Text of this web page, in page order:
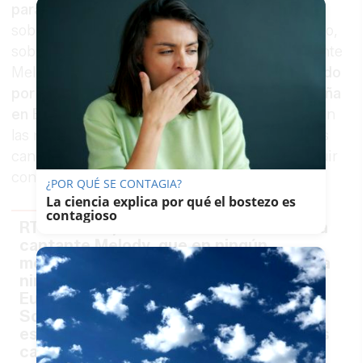
para desmentir a la artista de Dos Hermanas
sobre el hecho de no pronunciarse, por contrato,
sobre Israel: "Ante las afirmaciones de la cantante
en ningún momento se ha prohibido
por contrato a ningún representante de España
en Eurovisión hacer comentarios políticos
las normas de la UER las que establecen que las
canciones, y sólo las canciones, no deben incluir
contenido político".
RTVE aclara, ante las afirmaciones de la
cantante Melody, que en ningún
momento se ha prohibido por contrato a
ningún representante de España en
Eurovisión hacer comentarios políticos.
Son las normas de la UER las que
establecen que las canciones, y sólo las
canciones, no deben…
¿POR QUÉ SE CONTAGIA?
La ciencia explica por qué el bostezo es
contagioso